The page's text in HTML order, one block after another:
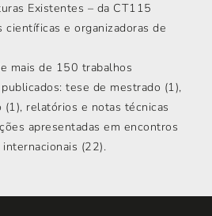
Existentes – da CT115
científicas e organizadoras de
mais de 150 trabalhos
tese de mestrado (1),
relatórios e notas técnicas
apresentadas em encontros
(22).